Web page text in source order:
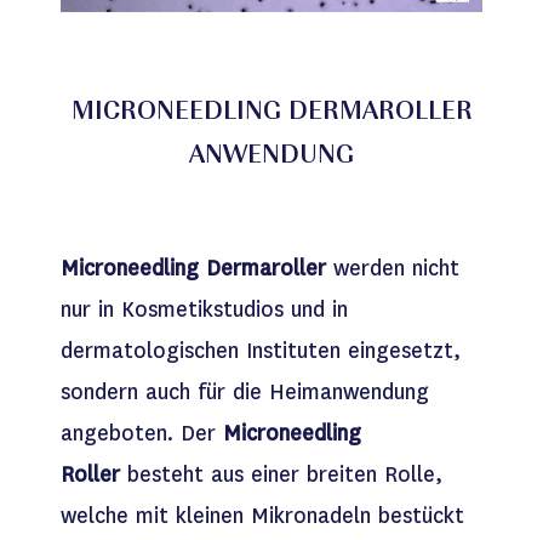
MICRONEEDLING DERMAROLLER
ANWENDUNG
Microneedling Dermaroller werden nicht
nur in Kosmetikstudios und in
dermatologischen Instituten eingesetzt,
sondern auch für die Heimanwendung
angeboten. Der Microneedling
Roller besteht aus einer breiten Rolle,
welche mit kleinen Mikronadeln bestückt